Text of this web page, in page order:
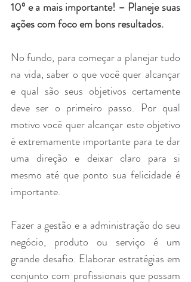
10º e a mais importante! – Planeje suas
ações com foco em bons resultados.
No fundo, para começar a planejar tudo
na vida, saber o que você quer alcançar
e qual são seus objetivos certamente
deve ser o primeiro passo. Por qual
motivo você quer alcançar este objetivo
é extremamente importante para te dar
uma direção e deixar claro para si
mesmo até que ponto sua felicidade é
importante.
Fazer a gestão e a administração do seu
negócio, produto ou serviço é um
grande desafio. Elaborar estratégias em
conjunto com profissionais que possam